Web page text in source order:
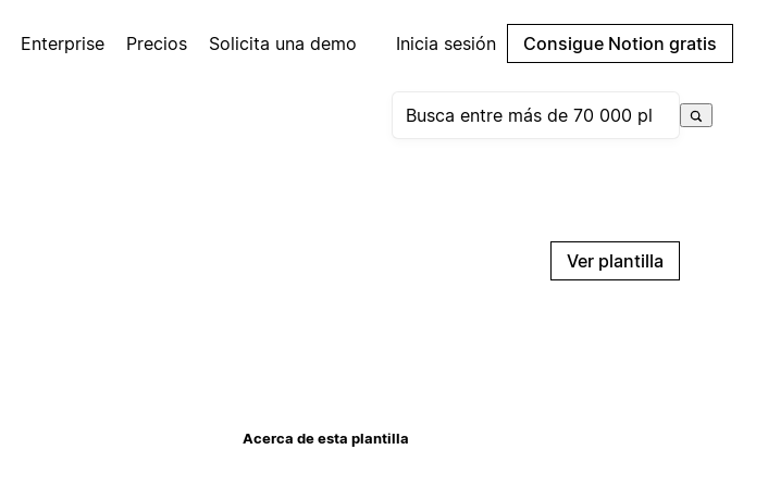
Enterprise Precios Solicita una demo Inicia sesión Consigue Notion gratis
Ver plantilla
Acerca de esta plantilla